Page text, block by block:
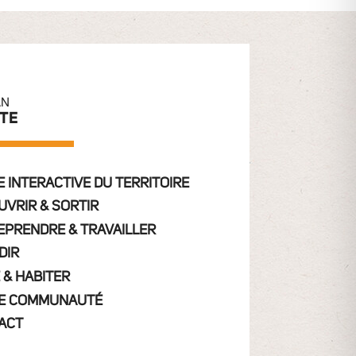
INTERACTIVE DU TERRITOIRE
& SORTIR
& TRAVAILLER
& HABITER
COMMUNAUTÉ